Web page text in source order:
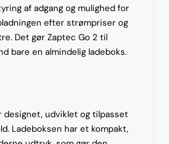
af adgang og mulighed for
efter strømpriser og
Det gør Zaptec Go 2 til
bare en almindelig ladeboks.
designet, udviklet og tilpasset
Ladeboksen har et kompakt,